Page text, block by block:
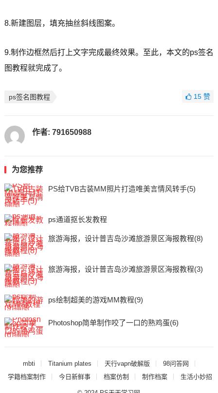
8.新建图层，填充抽丝斜线图案。
9.制作边框然后打上文字完成最终效果。至此，本文的ps签名
图教程就完成了。
ps签名图教程 15赞
作者: 791650988
为您推荐
PS给TVB古装MM照片打造唯美言情风转手(5)
ps通道抠长发教程
旅游海报，设计普吉岛沙滩旅游景区海报教程(8)
旅游海报，设计普吉岛沙滩旅游景区海报教程(3)
ps绘制超美的游戏MM教程(9)
Photoshop简单制作咬了一口的熟鸡蛋(6)
mbti Titanium plates 天行vapn破解版
98问答网
学籍档案制作
今日新鲜事 档案仿制 制作档案 生活小妙招